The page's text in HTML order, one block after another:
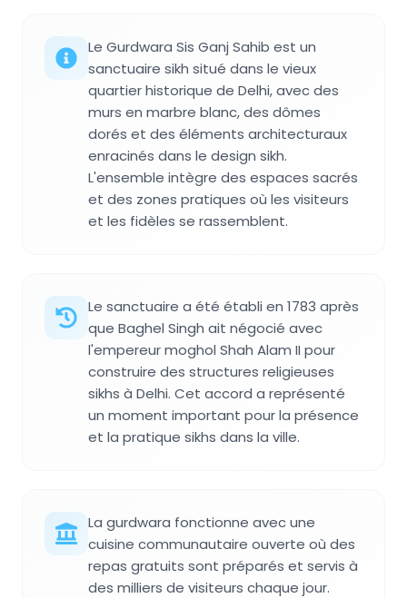
Le Gurdwara Sis Ganj Sahib est un
sanctuaire sikh situé dans le vieux
quartier historique de Delhi, avec des
murs en marbre blanc, des dômes
dorés et des éléments architecturaux
enracinés dans le design sikh.
L'ensemble intègre des espaces sacrés
et des zones pratiques où les visiteurs
et les fidèles se rassemblent.
Le sanctuaire a été établi en 1783 après
que Baghel Singh ait négocié avec
l'empereur moghol Shah Alam II pour
construire des structures religieuses
sikhs à Delhi. Cet accord a représenté
un moment important pour la présence
et la pratique sikhs dans la ville.
La gurdwara fonctionne avec une
cuisine communautaire ouverte où des
repas gratuits sont préparés et servis à
des milliers de visiteurs chaque jour.